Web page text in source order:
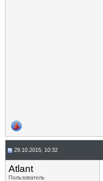
29.10.2015, 10:32
Atlant
Пользователь